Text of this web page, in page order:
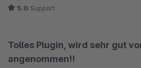
5.0 Support
Tolles Plugin, wird sehr gut
angenommen!!